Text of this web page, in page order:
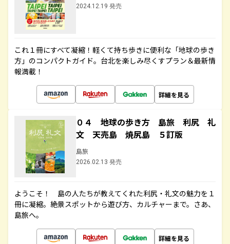
2024.12.19 発売
これ１冊にすべて凝縮！軽くて持ち歩きに便利な「地球の歩き
方」のコンパクトガイド。台北を楽しみ尽くすプラン＆最新情
報満載！
詳細を見る
０４ 地球の歩き方 島旅 利尻 礼
文 天売島 焼尻島 ５訂版
島旅
2026.02.13 発売
ようこそ！ 島の人たちが教えてくれた利尻・礼文の魅力を１
冊に凝縮。絶景スポットから遊び方、カルチャーまで。さあ、
島旅へ。
詳細を見る